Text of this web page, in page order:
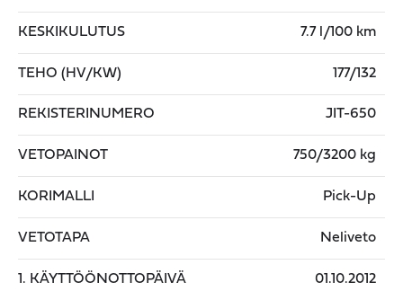
KESKIKULUTUS 7.7 l/100 km
TEHO (HV/KW) 177/132
REKISTERINUMERO JIT-650
VETOPAINOT 750/3200 kg
KORIMALLI Pick-Up
VETOTAPA Neliveto
1. KÄYTTÖÖNOTTOPÄIVÄ 01.10.2012